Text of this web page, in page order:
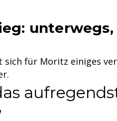
sich für Moritz einiges